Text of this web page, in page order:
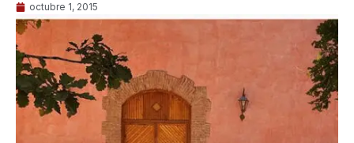
octubre 1, 2015